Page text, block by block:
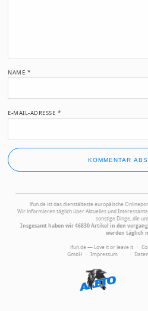
NAME *
E-MAIL-ADRESSE *
ifun.de ist das dienstälteste europäische
Wir informieren täglich über Aktuelles und
sonstige Dinge, die
Insgesamt haben wir 46830 Artikel in den
werden täglich
ifun.de — Love it or leave it ·
GmbH · Impressum · ·